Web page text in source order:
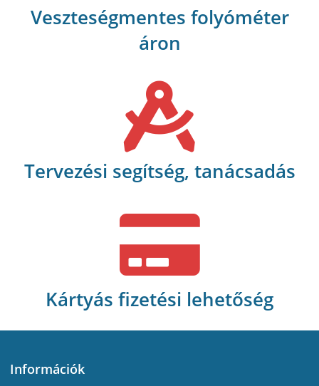
Veszteségmentes folyóméter
áron
Tervezési segítség, tanácsadás
Kártyás fizetési lehetőség
Információk